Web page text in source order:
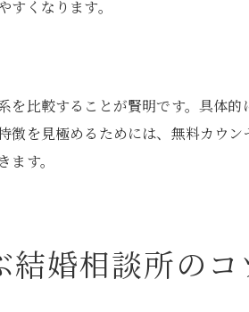
金の無駄にしない費用負
結婚相談所が高いと感じたと
結婚相談所の料金が高い
金の無駄と感じる前にや
くなります。
比較することが賢明です。具体
徴を見極めるためには、無料カウ
す。
婚相談所のコ